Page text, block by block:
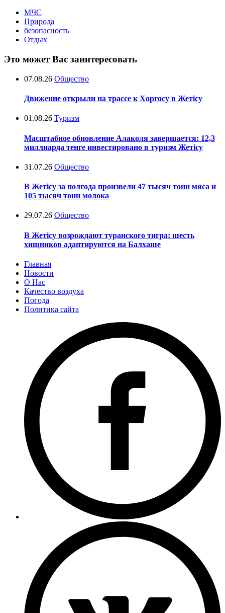
МЧС
Природа
безопасность
Отдых
Это может Вас заинтересовать
07.08.26 Общество
Движение открыли на трассе к Хоргосу в Жетісу
01.08.26 Туризм
Масштабное обновление Алаколя завершается: 12,3
миллиарда тенге инвестировано в туризм Жетісу
31.07.26 Общество
В Жетісу за полгода произвели 47 тысяч тонн мяса и
105 тысяч тонн молока
29.07.26 Общество
В Жетісу возрождают туранского тигра: шесть
хищников адаптируются на Балхаше
Главная
Новости
О Нас
Качество воздуха
Погода
Политика сайта